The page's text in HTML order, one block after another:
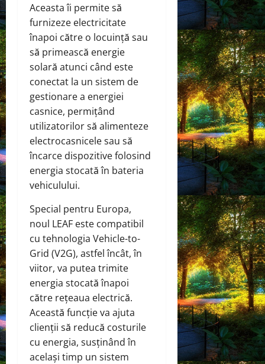
Aceasta îi permite să
furnizeze electricitate
înapoi către o locuință sau
să primească energie
solară atunci când este
conectat la un sistem de
gestionare a energiei
casnice, permițând
utilizatorilor să alimenteze
electrocasnicele sau să
încarce dispozitive folosind
energia stocată în bateria
vehiculului.
Special pentru Europa,
noul LEAF este compatibil
cu tehnologia Vehicle-to-
Grid (V2G), astfel încât, în
viitor, va putea trimite
energia stocată înapoi
către rețeaua electrică.
Această funcție va ajuta
clienții să reducă costurile
cu energia, susținând în
același timp un sistem